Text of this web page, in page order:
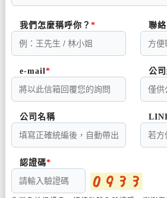
我們怎麼稱呼你？ 聯
e-mail 公
公司名稱
認證碼